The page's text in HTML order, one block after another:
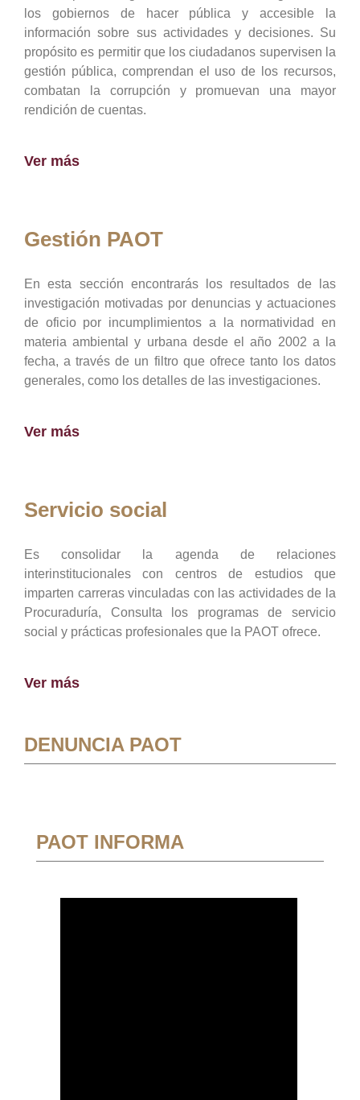
los gobiernos de hacer pública y accesible la
información sobre sus actividades y decisiones. Su
propósito es permitir que los ciudadanos supervisen la
gestión pública, comprendan el uso de los recursos,
combatan la corrupción y promuevan una mayor
rendición de cuentas.
Ver más
Gestión PAOT
En esta sección encontrarás los resultados de las
investigación motivadas por denuncias y actuaciones
de oficio por incumplimientos a la normatividad en
materia ambiental y urbana desde el año 2002 a la
fecha, a través de un filtro que ofrece tanto los datos
generales, como los detalles de las investigaciones.
Ver más
Servicio social
Es consolidar la agenda de relaciones
interinstitucionales con centros de estudios que
imparten carreras vinculadas con las actividades de la
Procuraduría, Consulta los programas de servicio
social y prácticas profesionales que la PAOT ofrece.
Ver más
DENUNCIA PAOT
PAOT INFORMA